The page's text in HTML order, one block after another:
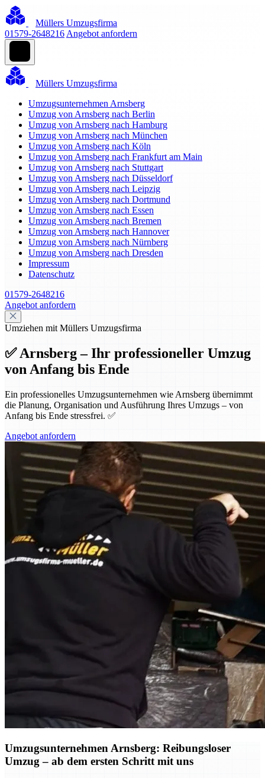
Müllers Umzugsfirma
01579-2648216 Angebot anfordern
Müllers Umzugsfirma
Umzugsunternehmen Arnsberg
Umzug von Arnsberg nach Berlin
Umzug von Arnsberg nach Hamburg
Umzug von Arnsberg nach München
Umzug von Arnsberg nach Köln
Umzug von Arnsberg nach Frankfurt am Main
Umzug von Arnsberg nach Stuttgart
Umzug von Arnsberg nach Düsseldorf
Umzug von Arnsberg nach Leipzig
Umzug von Arnsberg nach Dortmund
Umzug von Arnsberg nach Essen
Umzug von Arnsberg nach Bremen
Umzug von Arnsberg nach Hannover
Umzug von Arnsberg nach Nürnberg
Umzug von Arnsberg nach Dresden
Impressum
Datenschutz
01579-2648216
Angebot anfordern
Umziehen mit Müllers Umzugsfirma
✅ Arnsberg – Ihr professioneller Umzug
von Anfang bis Ende
Ein professionelles Umzugsunternehmen wie Arnsberg übernimmt
die Planung, Organisation und Ausführung Ihres Umzugs – von
Anfang bis Ende stressfrei. ✅
Angebot anfordern
Umzugsunternehmen Arnsberg: Reibungsloser
Umzug – ab dem ersten Schritt mit uns